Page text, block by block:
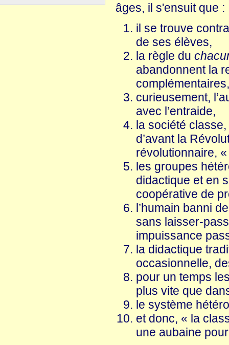
âges, il s'ensuit que :
il se trouve
de ses élèves,
la règle du
abandonnent la
curieusement,
avec l’entraide,
la société
d’avant la
révolutionnaire,
les groupes
didactique et en
coopérative de
l’humain banni
sans laisser-
impuissance
la didactique
occasionnelle,
pour un temps
plus vite que
le système
et donc, « la
une aubaine